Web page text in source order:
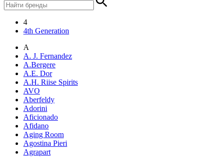
4
4th Generation
A
A. J. Fernandez
A.Bergere
A.E. Dor
A.H. Riise Spirits
AVO
Aberfeldy
Adorini
Aficionado
Afidano
Aging Room
Agostina Pieri
Agrapart